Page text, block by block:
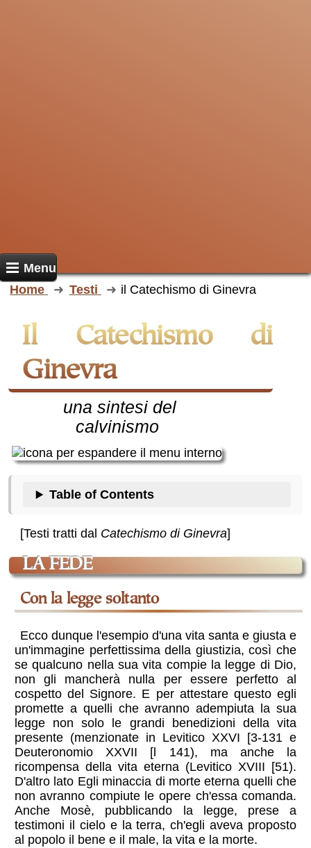
Menu
Home
Testi il Catechismo di Ginevra
il Catechismo di
Ginevra
una sintesi del
calvinismo
Table of Contents
[Testi tratti dal Catechismo di Ginevra]
LA FEDE
Con la legge soltanto
Ecco dunque l'esempio d'una vita santa e giusta e
un'immagine perfettissima della giustizia, così che
se qualcuno nella sua vita compie la legge di Dio,
non gli mancherà nulla per essere perfetto al
cospetto del Signore. E per attestare questo egli
promette a quelli che avranno adempiuta la sua
legge non solo le grandi benedizioni della vita
presente (menzionate in Levitico XXVI [3-131 e
Deuteronomio XXVII [l 141), ma anche la
ricompensa della vita eterna (Levitico XVIII [51).
D'altro lato Egli minaccia di morte eterna quelli che
non avranno compiute le opere ch'essa comanda.
Anche Mosè, pubblicando la legge, prese a
testimoni il cielo e la terra, ch'egli aveva proposto
al popolo il bene e il male, la vita e la morte.